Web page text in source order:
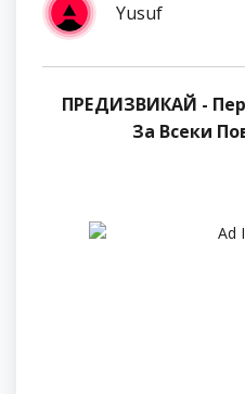
Yusuf
ПРЕДИЗВИКАЙ -
За Всеки